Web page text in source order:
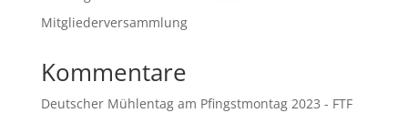
Mitgliederversammlung
Kommentare
Deutscher Mühlentag am Pfingstmontag 2023 - FTF